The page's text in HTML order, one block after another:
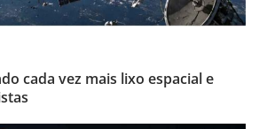
cada vez mais lixo espacial e